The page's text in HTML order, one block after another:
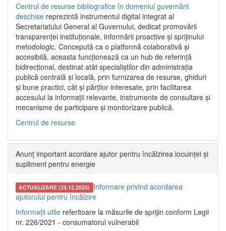
Centrul de resurse bibliografice în domeniul guvernării
deschise reprezintă instrumentul digital integrat al
Secretariatului General al Guvernului, dedicat promovării
transparenței instituționale, informării proactive și sprijinului
metodologic. Concepută ca o platformă colaborativă și
accesibilă, aceasta funcționează ca un hub de referință
bidirecțional, destinat atât specialiștilor din administrația
publică centrală și locală, prin furnizarea de resurse, ghiduri
și bune practici, cât și părților interesate, prin facilitarea
accesului la informații relevante, instrumente de consultare și
mecanisme de participare și monitorizare publică.
Centrul de resurse
Anunț important acordare ajutor pentru încălzirea locuinței și
supliment pentru energie
ACTUALIZARE (23.12.2025) Informare privind acordarea
ajutorului pentru încălzire
Informații utile referitoare la măsurile de sprijin conform Legii
nr. 226/2021 - consumatorul vulnerabil